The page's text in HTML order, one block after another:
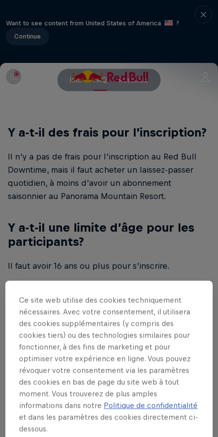
Want to see content from United States of America
?
Continue
Info FAQ Résultats
Y a-t-il des frais pour l’inscription?
Il n’y a pas de frais pour l’inscription au Red Bull
Downtime, mais il faut acheter un laissez-passer
quotidien, à moins d’avoir un abonnement
saisonnier au Panorama Mountain Resort.
Y a-t-il une limite d’âge pour les
participants?
Il faut avoir 16 ans ou plus pour s’inscrire.
Comment annuler mon
inscription?
Si les participants souhaitent annuler leur
inscription, prière d’envoyer un message via la
fonction contact du site et nous procéderons à
l’annulation.
Puis-je m’inscrire plus d’une fois?
Chaque participant peut faire autant de descentes
Ce site web utilise des cookies techniquement
nécessaires. Avec votre consentement, il utilisera
des cookies supplémentaires (y compris des
cookies tiers) ou des technologies similaires pour
fonctionner, à des fins de marketing et pour
optimiser votre expérience en ligne. Vous pouvez
révoquer votre consentement via les paramètres
des cookies en bas de page du site web à tout
moment. Vous trouverez de plus amples
informations dans notre Politique de confidentialité
et dans les paramètres des cookies directement ci-
dessous.